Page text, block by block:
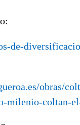
de-
obras/
milenio-coltan-